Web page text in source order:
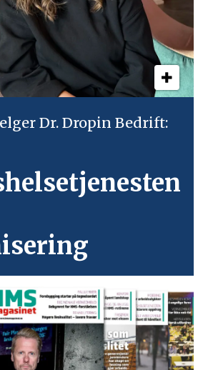
Dr. Dropin Bedrift: